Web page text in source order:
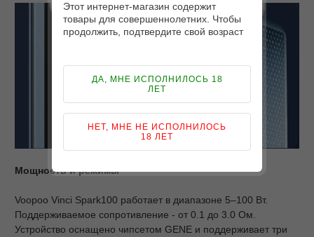
Мощность и режимы
Voopoo Vinci Spark100 работает в диапазоне 5–100 Вт.
Поддерживаемое сопротивление - от 0.1 до 3.0 Ом.
Устройство оснащено чипсетом GENE и поддерживает три
Этот интернет-магазин содержит
товары для совершеннолетних. Чтобы
продолжить, подтвердите свой возраст
ДА, МНЕ ИСПОЛНИЛОСЬ 18
ЛЕТ
НЕТ, МНЕ НЕ ИСПОЛНИЛОСЬ
18 ЛЕТ